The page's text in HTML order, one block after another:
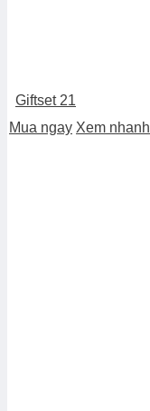
Giftset 21
Mua ngay Xem nhanh